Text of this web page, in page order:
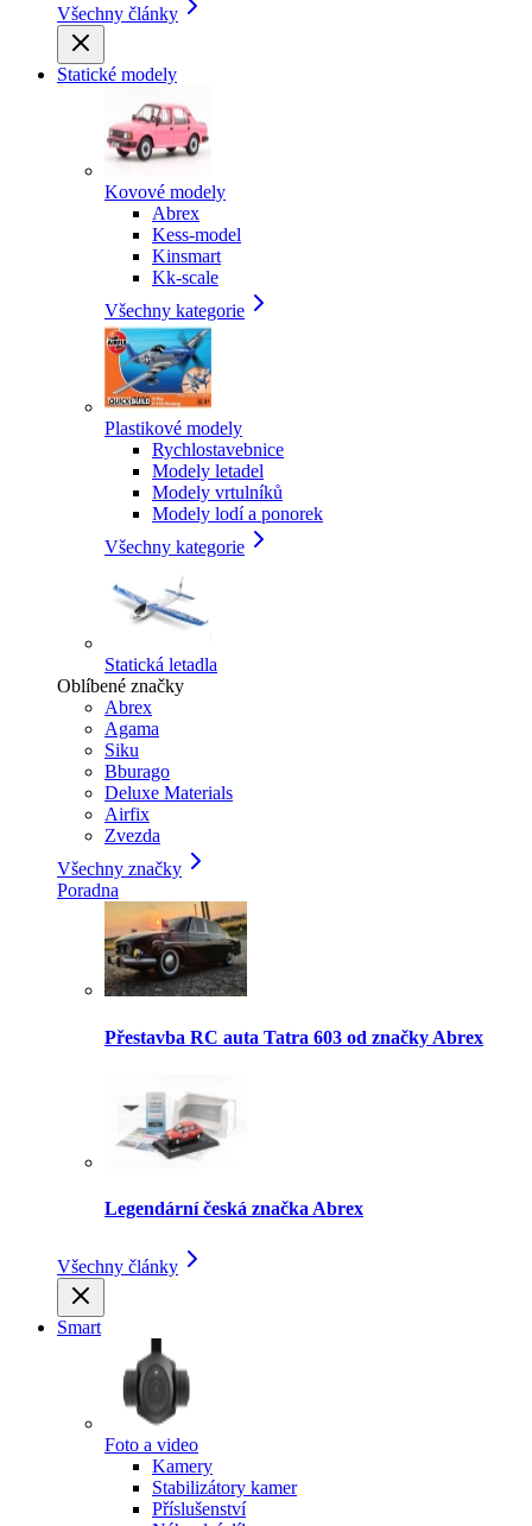
Všechny články
Statické modely
Kovové modely
Abrex
Kess-model
Kinsmart
Kk-scale
Všechny kategorie
Plastikové modely
Rychlostavebnice
Modely letadel
Modely vrtulníků
Modely lodí a ponorek
Všechny kategorie
Statická letadla
Oblíbené značky
Abrex
Agama
Siku
Bburago
Deluxe Materials
Airfix
Zvezda
Všechny značky
Poradna
Přestavba RC auta Tatra 603 od značky Abrex
Legendární česká značka Abrex
Všechny články
Smart
Foto a video
Kamery
Stabilizátory kamer
Příslušenství